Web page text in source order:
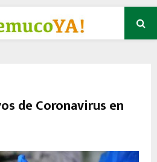
de Coronavirus en